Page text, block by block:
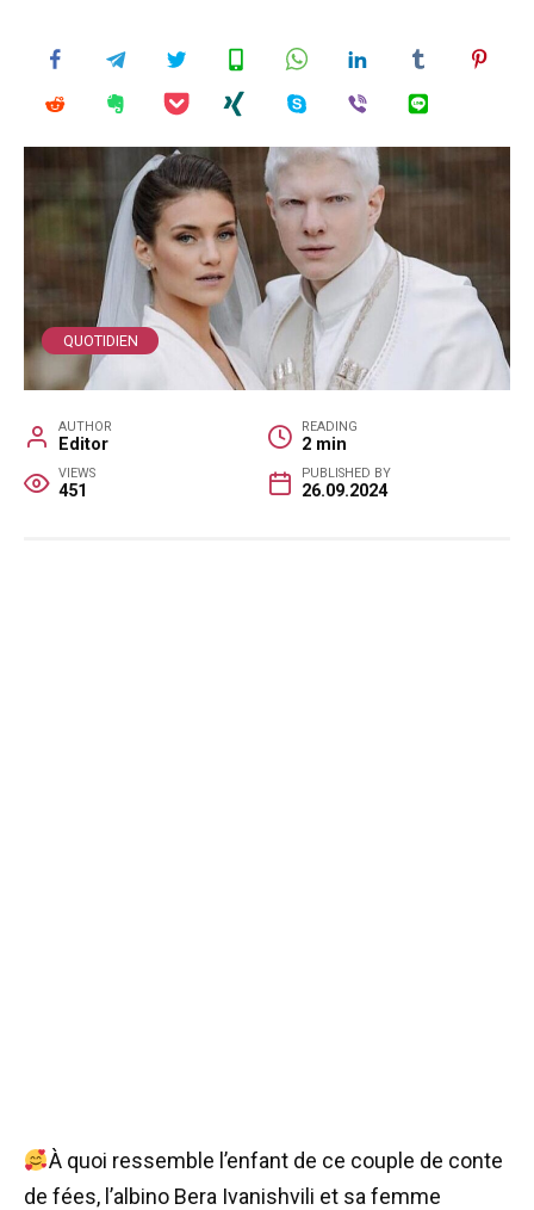
QUOTIDIEN
AUTHOR
Editor
READING
2 min
VIEWS
451
PUBLISHED BY
26.09.2024
À quoi ressemble l’enfant de ce couple de conte
de fées, l’albino Bera Ivanishvili et sa femme